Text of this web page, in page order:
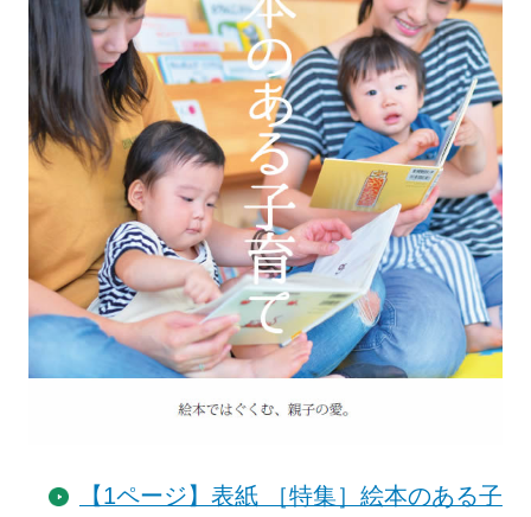
【1ページ】表紙 ［特集］絵本のある子